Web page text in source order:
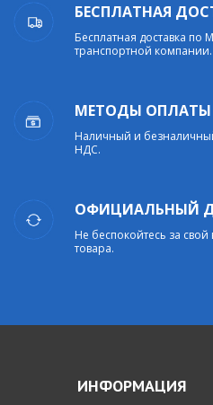
БЕСПЛАТНАЯ
Бесплатная доставка по
транспортной компании.
МЕТОДЫ ОПЛАТЫ
Наличный и
НДС.
ОФИЦИАЛЬНЫЙ
Не беспокойтесь за
товара.
ИНФОРМАЦИЯ